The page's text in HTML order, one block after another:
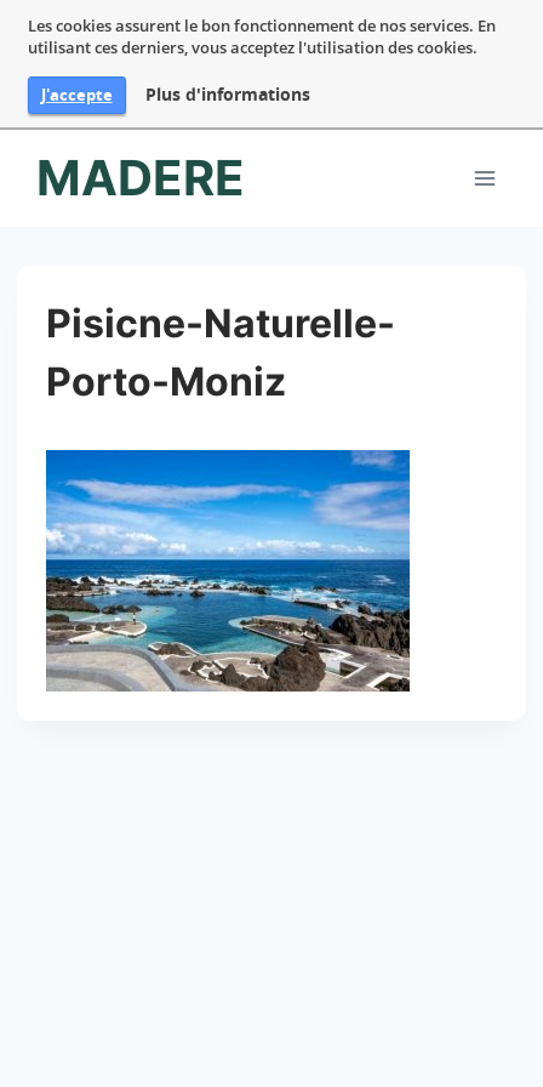
Les cookies assurent le bon fonctionnement de nos services. En
utilisant ces derniers, vous acceptez l'utilisation des cookies.
J'accepte Plus d'informations
MADERE
Pisicne-Naturelle-
Porto-Moniz